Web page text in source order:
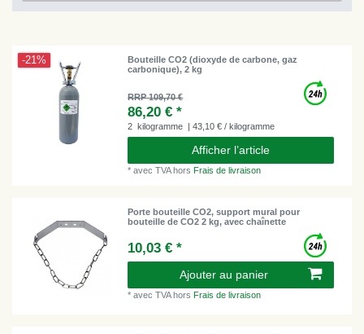
-21%
Bouteille CO2 (dioxyde de carbone, gaz
carbonique), 2 kg
RRP 109,70 €
86,20 € *
2 kilogramme | 43,10 € / kilogramme
Afficher l’article
*avec TVAhorsFrais de livraison
Porte bouteille CO2, support mural pour
bouteille de CO2 2 kg, avec chaînette
10,03 € *
Ajouter au panier
*avec TVAhorsFrais de livraison